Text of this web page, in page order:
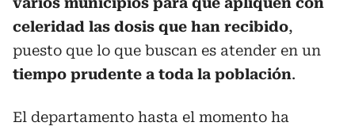
celeridad las dosis que han recibido,
puesto que lo que buscan es atender en un
tiempo prudente a toda la población.
El departamento hasta el momento ha